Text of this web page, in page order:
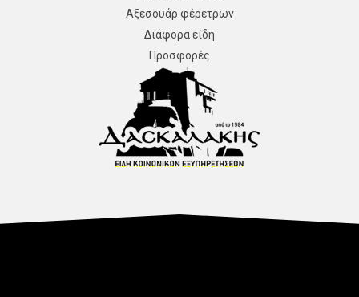
Αξεσουάρ φέρετρων
Διάφορα είδη
Προσφορές